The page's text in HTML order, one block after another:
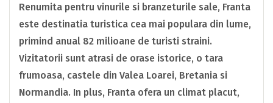
Renumita pentru vinurile si branzeturile sale, Franta
este destinatia turistica cea mai populara din lume,
primind anual 82 milioane de turisti straini.
Vizitatorii sunt atrasi de orase istorice, o tara
frumoasa, castele din Valea Loarei, Bretania si
Normandia. In plus, Franta ofera un climat placut,